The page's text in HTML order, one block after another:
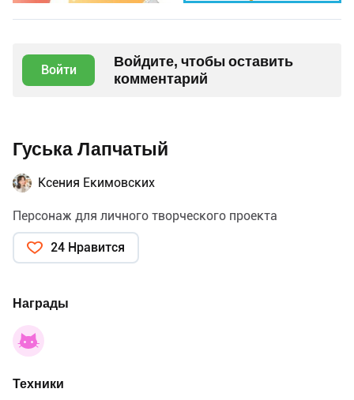
Войти
Войдите, чтобы оставить
комментарий
Гуська Лапчатый
Ксения Екимовских
Персонаж для личного творческого проекта
24 Нравится
Награды
Техники